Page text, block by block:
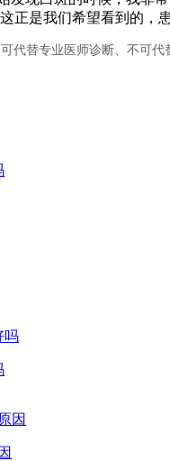
正是我们希望看到的
代替专业医师诊断、不可